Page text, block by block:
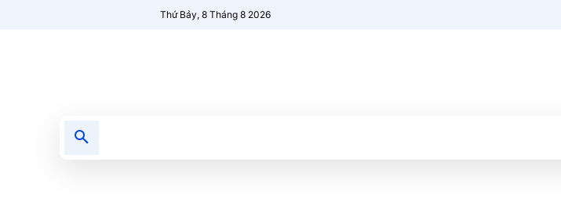
Thứ Bảy, 8 Tháng 8 2026